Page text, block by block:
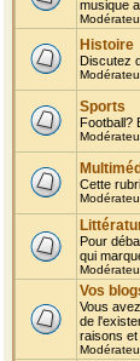
musique
Histoire
Discutez
Sports
Football?
Cette
Pour
qui
Vos
Vous
de
raisons et